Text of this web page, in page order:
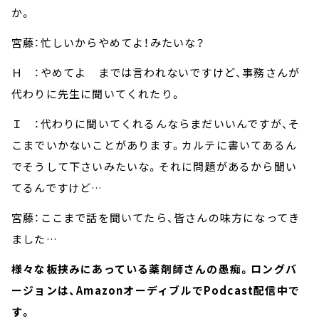
か。
宮藤：忙しいからやめてよ！みたいな？
Ｈ ：やめてよ までは言われないですけど、事務さんが
代わりに先生に聞いてくれたり。
Ｉ ：代わりに聞いてくれるんならまだいいんですが、そ
こまでいかないことがあります。カルテに書いてあるん
でそうして下さいみたいな。それに問題があるから聞い
てるんですけど…
宮藤：ここまで話を聞いてたら、皆さんの味方になってき
ました…
様々な板挟みにあっている薬剤師さんの愚痴。ロングバ
ージョンは、AmazonオーディブルでPodcast配信中で
す。